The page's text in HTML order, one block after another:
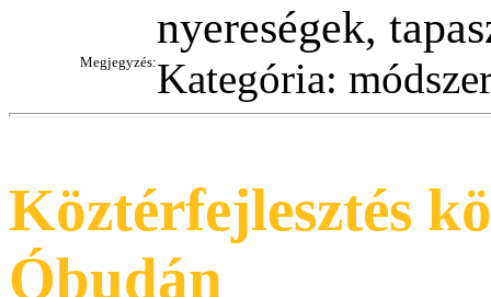
nyereségek,
Megjegyzés:Kategória:
Köztérfejlesztés
Óbudán